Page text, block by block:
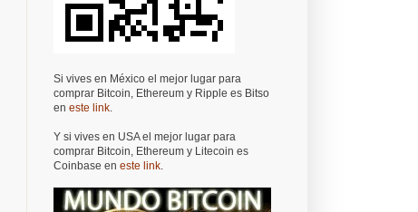
Si vives en México el mejor lugar para
comprar Bitcoin, Ethereum y Ripple es Bitso
en este link.
Y si vives en USA el mejor lugar para
comprar Bitcoin, Ethereum y Litecoin es
Coinbase en este link.